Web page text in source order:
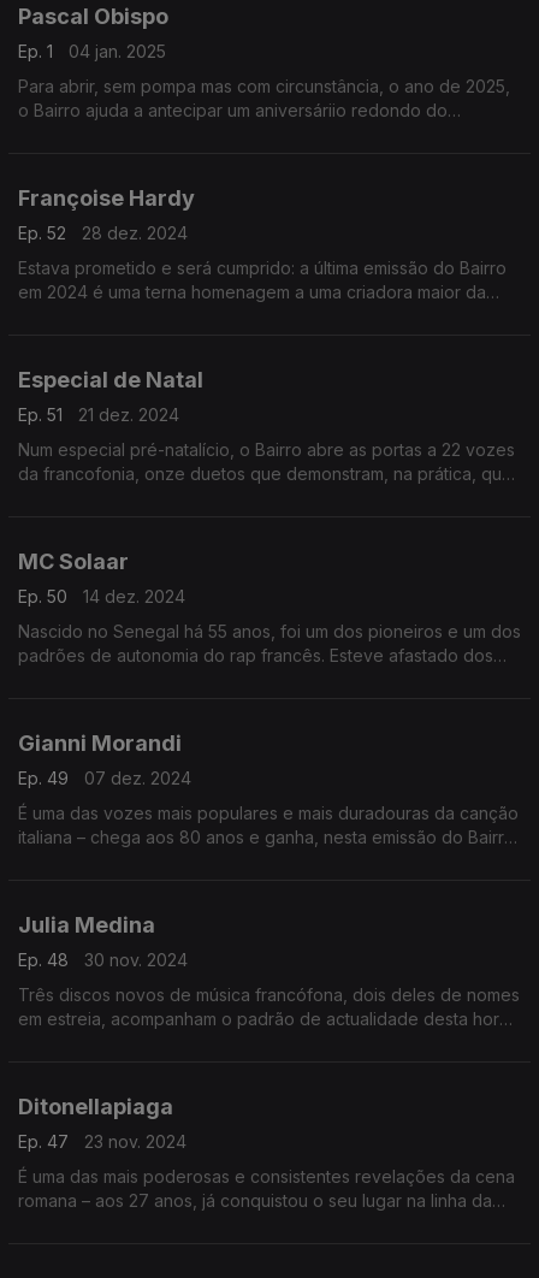
Pascal Obispo
Ep. 1
04 jan. 2025
Para abrir, sem pompa mas com circunstância, o ano de 2025,
o Bairro ajuda a antecipar um aniversáriio redondo do
Françoise Hardy
Ep. 52
28 dez. 2024
Estava prometido e será cumprido: a última emissão do Bairro
em 2024 é uma terna homenagem a uma criadora maior da
Especial de Natal
Ep. 51
21 dez. 2024
Num especial pré-natalício, o Bairro abre as portas a 22 vozes
da francofonia, onze duetos que demonstram, na prática, que
MC Solaar
Ep. 50
14 dez. 2024
Nascido no Senegal há 55 anos, foi um dos pioneiros e um dos
padrões de autonomia do rap francês. Esteve afastado dos
Gianni Morandi
Ep. 49
07 dez. 2024
É uma das vozes mais populares e mais duradouras da canção
italiana – chega aos 80 anos e ganha, nesta emissão do Bairro,
Julia Medina
Ep. 48
30 nov. 2024
Três discos novos de música francófona, dois deles de nomes
em estreia, acompanham o padrão de actualidade desta hora
Ditonellapiaga
Ep. 47
23 nov. 2024
É uma das mais poderosas e consistentes revelações da cena
romana – aos 27 anos, já conquistou o seu lugar na linha da